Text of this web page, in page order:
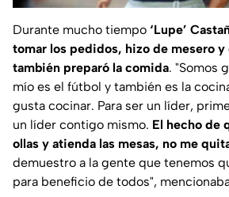
Durante mucho tiempo ‘Lupe’
tomar los pedidos, hizo de mesero y
también preparó la comida. "Somos
mío es el fútbol y también es la
gusta cocinar. Para ser un líder,
un líder contigo mismo. El hecho de
ollas y atienda las mesas, no me
demuestro a la gente que tenemos
para beneficio de todos",